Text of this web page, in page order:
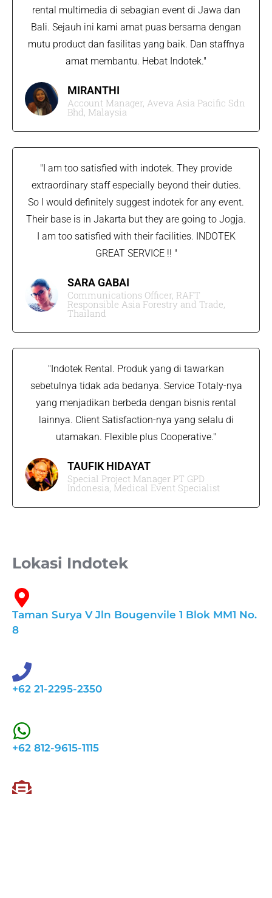
rental multimedia di sebagian event di Jawa dan
Bali. Sejauh ini kami amat puas bersama dengan
mutu product dan fasilitas yang baik. Dan staffnya
amat membantu. Hebat Indotek."
MIRANTHI
Account Manager, Aveva Asia Pacific Sdn
Bhd, Malaysia
"I am too satisfied with indotek. They provide
extraordinary staff especially beyond their duties.
So I would definitely suggest indotek for any event.
Their base is in Jakarta but they are going to Jogja.
I am too satisfied with their facilities. INDOTEK
GREAT SERVICE !! "
SARA GABAI​
Communications Officer, RAFT
Responsible Asia Forestry and Trade,
Thailand​
"Indotek Rental. Produk yang di tawarkan
sebetulnya tidak ada bedanya. Service Totaly-nya
yang menjadikan berbeda dengan bisnis rental
lainnya. Client Satisfaction-nya yang selalu di
utamakan. Flexible plus Cooperative."
TAUFIK HIDAYAT​
Special Project Manager PT GPD
Indonesia, Medical Event Specialist
Lokasi Indotek
Taman Surya V Jln Bougenvile 1 Blok MM1 No.
8
+62 21-2295-2350
+62 812-9615-1115